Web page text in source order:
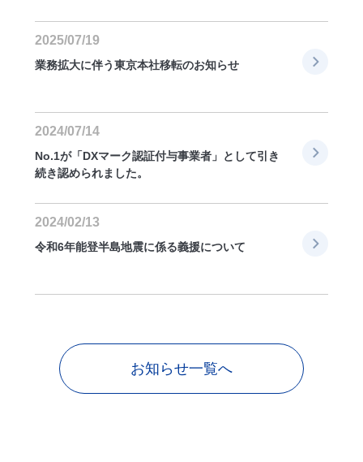
2025/07/19
業務拡大に伴う東京本社移転のお知らせ
2024/07/14
No.1が「DXマーク認証付与事業者」として引き
続き認められました。
2024/02/13
令和6年能登半島地震に係る義援について
お知らせ一覧へ